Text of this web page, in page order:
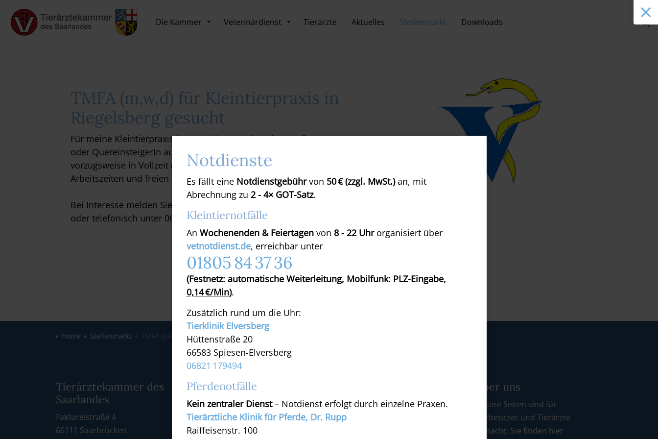
Die Kammer Veterinärdienst Tierärzte Aktuelles Stellenmarkt Downloads
TMFA (m,w,d) für Kleintierpraxis in
Riegelsberg gesucht
Für meine Kleintierpraxis in Riegelsberg suche ich ab sofort eine/n TFA
oder QuereinsteigerIn aus anderen medizinischen Bereichen,
vorzugsweise in Vollzeit (Teilzeit auch möglich) mit geregelten
Arbeitszeiten und freien Samstagen.
Bei Interesse melden Sie sich bitte per Email (
oder telefonisch unter 06806 922029.
Home Stellenmarkt TMFA-Suche Meller
Tierärztekammer des
Saarlandes
Faktoreistraße 4
66111 Saarbrücken
Interessante Links
Tierärztliche
Interessensvertretungen
Alle Anzeigen im Stellenmarkt
Über uns
Unsere Seiten sind für
Tierbesitzer und Tierärzte
gemacht. Sie finden hier
Notdienste
Es fällt eine Notdienstgebührvon 50 € (zzgl. MwSt.)an, mit
Abrechnung zu 2 - 4× GOT-Satz.
Kleintiernotfälle
An Wochenenden & Feiertagenvon 8 - 22 Uhrorganisiert über
vetnotdienst.de, erreichbar unter
01805 84 37 36
(Festnetz: automatische Weiterleitung, Mobilfunk: PLZ-Eingabe,
0,14 €/Min).
Zusätzlich rund um die Uhr:
Tierklinik Elversberg
Hüttenstraße 20
66583 Spiesen-Elversberg
06821 179494
Pferdenotfälle
Kein zentraler Dienst– Notdienst erfolgt durch einzelne Praxen.
Tierärztliche Klinik für Pferde, Dr. Rupp
Raiffeisenstr. 100